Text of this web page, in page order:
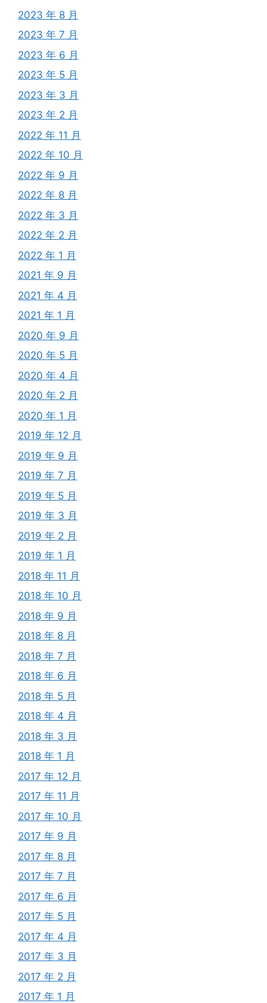
2023 年 8 月
2023 年 7 月
2023 年 6 月
2023 年 5 月
2023 年 3 月
2023 年 2 月
2022 年 11 月
2022 年 10 月
2022 年 9 月
2022 年 8 月
2022 年 3 月
2022 年 2 月
2022 年 1 月
2021 年 9 月
2021 年 4 月
2021 年 1 月
2020 年 9 月
2020 年 5 月
2020 年 4 月
2020 年 2 月
2020 年 1 月
2019 年 12 月
2019 年 9 月
2019 年 7 月
2019 年 5 月
2019 年 3 月
2019 年 2 月
2019 年 1 月
2018 年 11 月
2018 年 10 月
2018 年 9 月
2018 年 8 月
2018 年 7 月
2018 年 6 月
2018 年 5 月
2018 年 4 月
2018 年 3 月
2018 年 1 月
2017 年 12 月
2017 年 11 月
2017 年 10 月
2017 年 9 月
2017 年 8 月
2017 年 7 月
2017 年 6 月
2017 年 5 月
2017 年 4 月
2017 年 3 月
2017 年 2 月
2017 年 1 月